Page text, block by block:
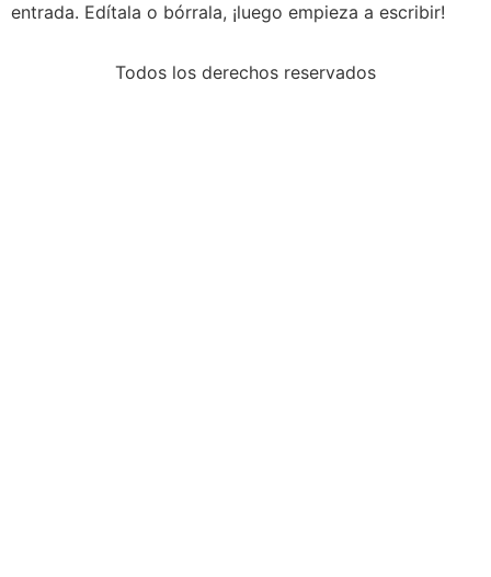
entrada. Edítala o bórrala, ¡luego empieza a escribir!
Todos los derechos reservados